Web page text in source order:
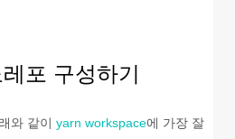
포 구성하기
와 같이 yarn workspace에 가장 잘